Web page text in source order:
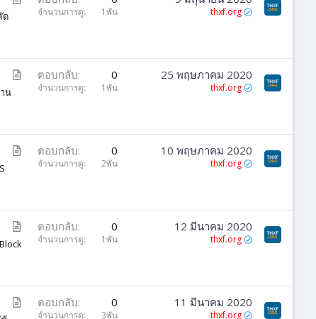
า
ด
จำนวนการดู 1พัน thxf.org
า
น
ตอบกลับ 0
จำนวนการดู 1พัน
25 พฤษภาคม 2020
thxf.org
า
ตอบกลับ 0
จำนวนการดู 2พัน
10 พฤษภาคม 2020
thxf.org
า
ตอบกลับ 0
จำนวนการดู 1พัน
12 มีนาคม 2020
thxf.org
ตอบกลับ 0
จำนวนการดู 3พัน
11 มีนาคม 2020
thxf.org